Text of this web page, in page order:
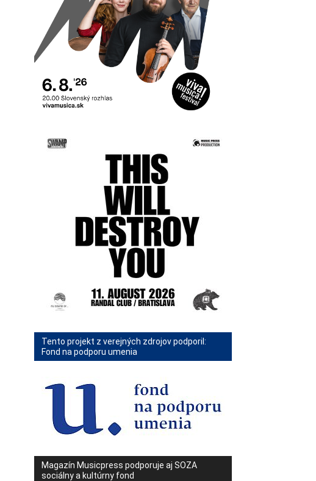
Tento projekt z verejných zdrojov podporil:
Fond na podporu umenia
Magazín Musicpress podporuje aj SOZA
sociálny a kultúrny fond